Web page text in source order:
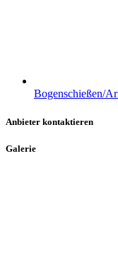
Bogenschießen/
Anbieter kontaktieren
Galerie